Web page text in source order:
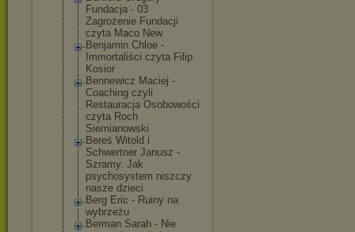
Fundacja - 03
Zagrożenie Fundacji
czyta Maco New
Benjamin Chloe -
Immortaliści czyta Filip
Kosior
Bennewicz Maciej -
Coaching czyli
Restauracja Osobowości
czyta Roch
Siemianowski
Bereś Witold i
Schwertner Janusz -
Szramy. Jak
psychosystem niszczy
nasze dzieci
Berg Eric - Ruiny na
wybrzeżu
Berman Sarah - Nie